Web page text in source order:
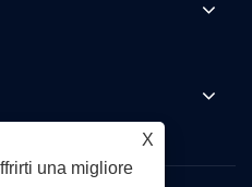
X
una migliore